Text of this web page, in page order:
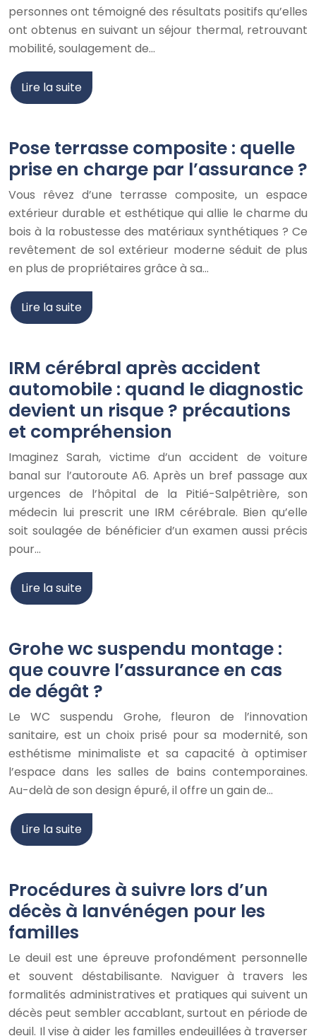
personnes ont témoigné des résultats positifs qu’elles
ont obtenus en suivant un séjour thermal, retrouvant
mobilité, soulagement de…
Lire la suite
Pose terrasse composite : quelle
prise en charge par l’assurance ?
Vous rêvez d’une terrasse composite, un espace
extérieur durable et esthétique qui allie le charme du
bois à la robustesse des matériaux synthétiques ? Ce
revêtement de sol extérieur moderne séduit de plus
en plus de propriétaires grâce à sa…
Lire la suite
IRM cérébral après accident
automobile : quand le diagnostic
devient un risque ? précautions
et compréhension
Imaginez Sarah, victime d’un accident de voiture
banal sur l’autoroute A6. Après un bref passage aux
urgences de l’hôpital de la Pitié-Salpêtrière, son
médecin lui prescrit une IRM cérébrale. Bien qu’elle
soit soulagée de bénéficier d’un examen aussi précis
pour…
Lire la suite
Grohe wc suspendu montage :
que couvre l’assurance en cas
de dégât ?
Le WC suspendu Grohe, fleuron de l’innovation
sanitaire, est un choix prisé pour sa modernité, son
esthétisme minimaliste et sa capacité à optimiser
l’espace dans les salles de bains contemporaines.
Au-delà de son design épuré, il offre un gain de…
Lire la suite
Procédures à suivre lors d’un
décès à lanvénégen pour les
familles
Le deuil est une épreuve profondément personnelle
et souvent déstabilisante. Naviguer à travers les
formalités administratives et pratiques qui suivent un
décès peut sembler accablant, surtout en période de
deuil. Il vise à aider les familles endeuillées à traverser